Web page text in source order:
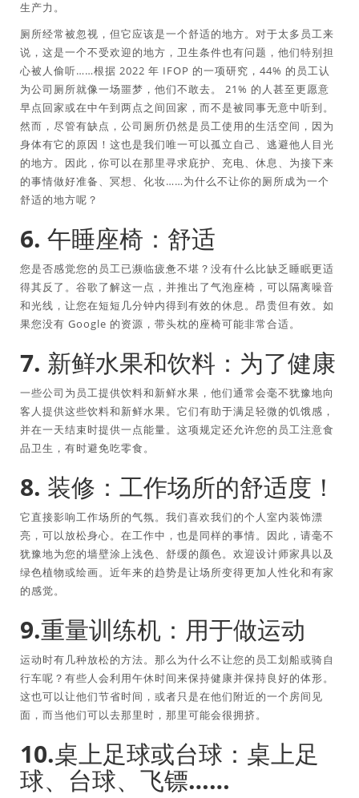
生产力。
厕所经常被忽视，但它应该是一个舒适的地方。对于太多员工来
说，这是一个不受欢迎的地方，卫生条件也有问题，他们特别担
心被人偷听……根据 2022 年 IFOP 的一项研究，44% 的员工认
为公司厕所就像一场噩梦，他们不敢去。 21% 的人甚至更愿意
早点回家或在中午到两点之间回家，而不是被同事无意中听到。
然而，尽管有缺点，公司厕所仍然是员工使用的生活空间，因为
身体有它的原因！这也是我们唯一可以孤立自己、逃避他人目光
的地方。因此，你可以在那里寻求庇护、充电、休息、为接下来
的事情做好准备、冥想、化妆……为什么不让你的厕所成为一个
舒适的地方呢？
6. 午睡座椅：舒适
您是否感觉您的员工已濒临疲惫不堪？没有什么比缺乏睡眠更适
得其反了。谷歌了解这一点，并推出了气泡座椅，可以隔离噪音
和光线，让您在短短几分钟内得到有效的休息。昂贵但有效。如
果您没有 Google 的资源，带头枕的座椅可能非常合适。
7. 新鲜水果和饮料：为了健康
一些公司为员工提供饮料和新鲜水果，他们通常会毫不犹豫地向
客人提供这些饮料和新鲜水果。它们有助于满足轻微的饥饿感，
并在一天结束时提供一点能量。这项规定还允许您的员工注意食
品卫生，有时避免吃零食。
8. 装修：工作场所的舒适度！
它直接影响工作场所的气氛。我们喜欢我们的个人室内装饰漂
亮，可以放松身心。在工作中，也是同样的事情。因此，请毫不
犹豫地为您的墙壁涂上浅色、舒缓的颜色。欢迎设计师家具以及
绿色植物或绘画。近年来的趋势是让场所变得更加人性化和有家
的感觉。
9.重量训练机：用于做运动
运动时有几种放松的方法。那么为什么不让您的员工划船或骑自
行车呢？有些人会利用午休时间来保持健康并保持良好的体形。
这也可以让他们节省时间，或者只是在他们附近的一个房间见
面，而当他们可以去那里时，那里可能会很拥挤。
10.桌上足球或台球：桌上足
球、台球、飞镖……